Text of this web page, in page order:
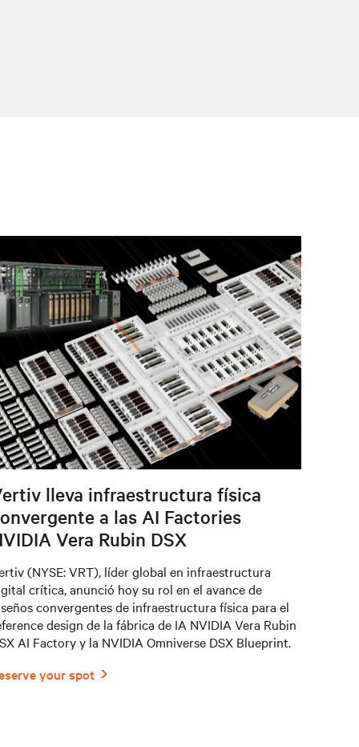
lleva infraestructura física
a las AI Factories
Vera Rubin DSX
(NYSE: VRT), líder global en infraestructura
crítica, anunció hoy su rol en el avance de
convergentes de infraestructura física para el
design de la fábrica de IA NVIDIA Vera Rubin
AI Factory y la NVIDIA Omniverse DSX Blueprint.